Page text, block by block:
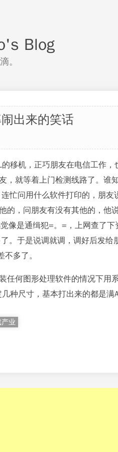
Blog
。
出来的笑话
移机，正巧朋友在电信工作
，就等着上门检测线路了。谁
问用什么软件打印的，朋友
的，问朋友有没有其他的，他
像是通缉犯=。=，上网查了
。于是说调就调，调好后发给
多了。
任何图形处理软件的情况下用
几种尺寸，基本打出来的都是
业